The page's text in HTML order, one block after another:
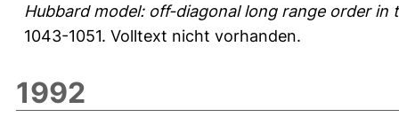
Hubbard model: off-diagonal long range order in
1043-1051. Volltext nicht vorhanden.
1992